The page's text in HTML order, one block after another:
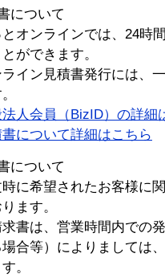
について
オンラインでは、24時
ができます。
イン見積書発行には、
人会員（BizID）の詳細
書について詳細はこちら
について
時に希望されたお客様に
ます。
書は、営業時間内での
合等）によりましては
。